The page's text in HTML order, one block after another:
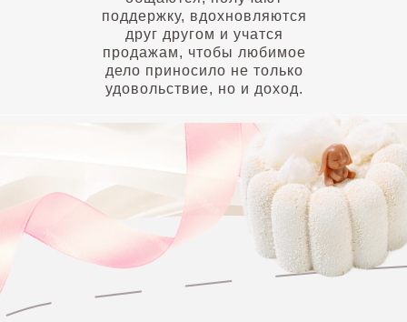
поддержку, вдохновляются
друг другом и учатся
продажам, чтобы любимое
дело приносило не только
удовольствие, но и доход.